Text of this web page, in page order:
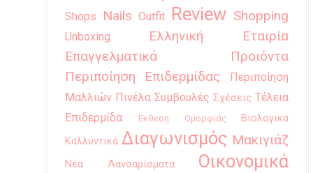
Shops
Nails Outfit Review Shopping
Unboxing
Ελληνική Εταιρία
Επαγγελματικά Προιόντα
Περιποίηση Επιδερμίδας
Περιποίηση
Μαλλιών Πινέλα Συμβουλές Σχέσεις Τέλεια
Επιδερμίδα
Έκθεση Ομορφιάς
Βιολογικά
Καλλυντικά Διαγωνισμός Μακιγιάζ
Νέα Λανσαρίσματα
Οικονομικά